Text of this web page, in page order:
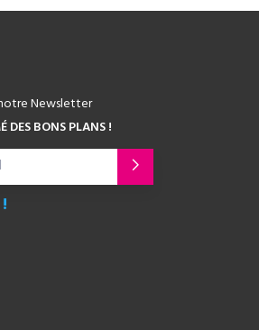
Newsletter
DES BONS PLANS !